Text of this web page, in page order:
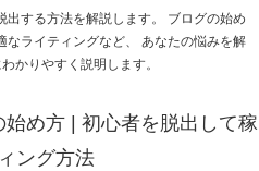
出する方法を解説します。 ブログの始め
ライティングなど、 あなたの悩みを解
かりやすく説明します。
め方 | 初心者を脱出して稼
ング方法